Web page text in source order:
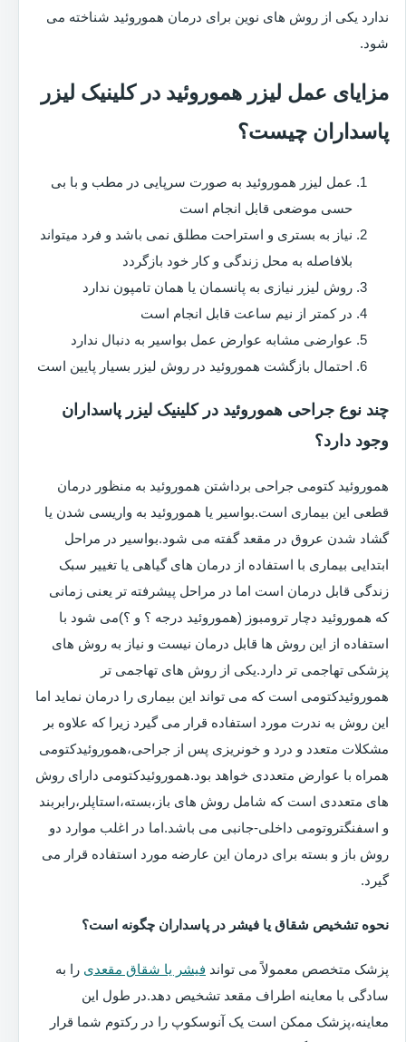
ندارد یکی از روش های نوین برای درمان هموروئید شناخته می
شود.
مزایای عمل لیزر هموروئید در کلینیک لیزر
پاسداران چیست؟
عمل لیزر هموروئید به صورت سرپایی در مطب و با بی
حسی موضعی قابل انجام است
نیاز به بستری و استراحت مطلق نمی باشد و فرد میتواند
بلافاصله به محل زندگی و کار خود بازگردد
روش لیزر نیازی به پانسمان یا همان تامپون ندارد
در کمتر از نیم ساعت قابل انجام است
عوارضی مشابه عوارض عمل بواسیر به دنبال ندارد
احتمال بازگشت هموروئید در روش لیزر بسیار پایین است
چند نوع جراحی هموروئید در کلینیک لیزر پاسداران
وجود دارد؟
هموروئید کتومی جراحی برداشتن هموروئید به منظور درمان
قطعی این بیماری است.بواسیر یا هموروئید به واریسی شدن یا
گشاد شدن عروق در مقعد گفته می شود.بواسیر در مراحل
ابتدایی بیماری با استفاده از درمان های گیاهی یا تغییر سبک
زندگی قابل درمان است اما در مراحل پیشرفته تر یعنی زمانی
که هموروئید دچار ترومبوز (هموروئید درجه ؟ و ؟)می شود با
استفاده از این روش ها قابل درمان نیست و نیاز به روش های
پزشکی تهاجمی تر دارد.یکی از روش های تهاجمی تر
هموروئیدکتومی است که می تواند این بیماری را درمان نماید اما
این روش به ندرت مورد استفاده قرار می گیرد زیرا که علاوه بر
مشکلات متعدد و درد و خونریزی پس از جراحی،هموروئیدکتومی
همراه با عوارض متعددی خواهد بود.هموروئیدکتومی دارای روش
های متعددی است که شامل روش های باز،بسته،استاپلر،رابربند
و اسفنگتروتومی داخلی-جانبی می باشد.اما در اغلب موارد دو
روش باز و بسته برای درمان این عارضه مورد استفاده قرار می
گیرد.
نحوه تشخیص شقاق یا فیشر در پاسداران چگونه است؟
پزشک متخصص معمولاً می تواند فیشر یا شقاق مقعدی را به
سادگی با معاینه اطراف مقعد تشخیص دهد.در طول این
معاینه،پزشک ممکن است یک آنوسکوپ را در رکتوم شما قرار